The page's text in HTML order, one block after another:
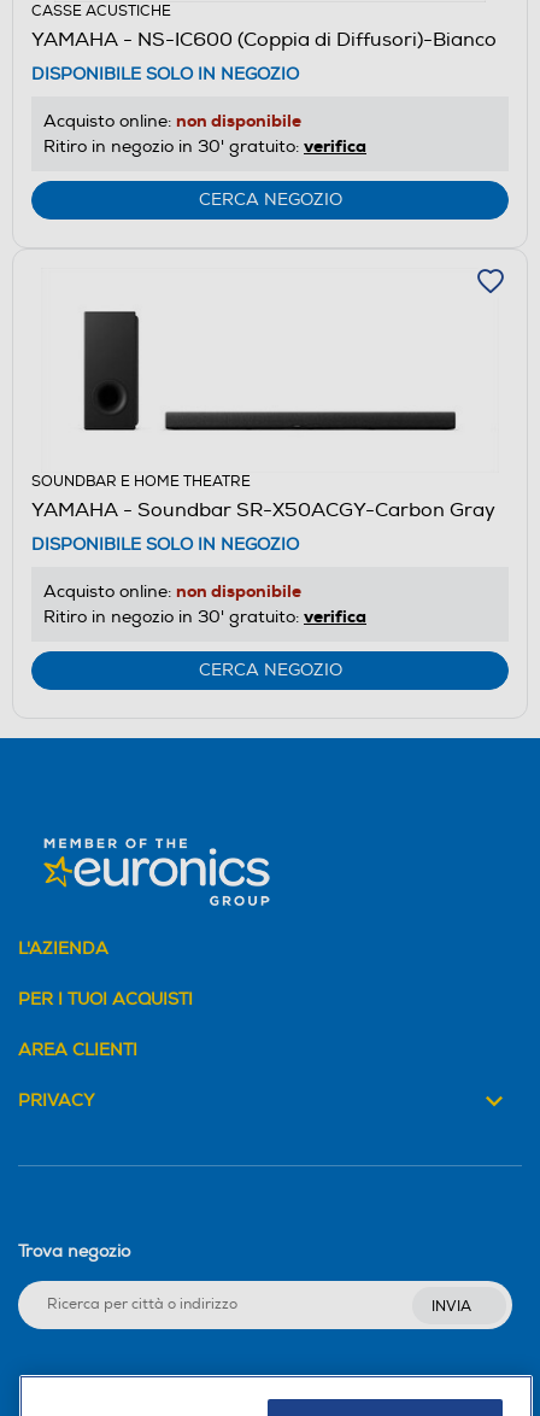
CASSE ACUSTICHE
YAMAHA - NS-IC600 (Coppia di Diffusori)-Bianco
DISPONIBILE SOLO IN NEGOZIO
Acquisto online: non disponibile
Ritiro in negozio in 30' gratuito: verifica
CERCA NEGOZIO
SOUNDBAR E HOME THEATRE
YAMAHA - Soundbar SR-X50ACGY-Carbon Gray
DISPONIBILE SOLO IN NEGOZIO
Acquisto online: non disponibile
Ritiro in negozio in 30' gratuito: verifica
CERCA NEGOZIO
L'AZIENDA
PER I TUOI ACQUISTI
AREA CLIENTI
PRIVACY
Trova negozio
INVIA